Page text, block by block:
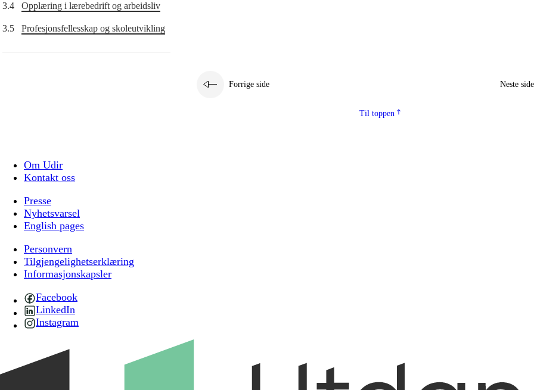
3.4 Opplæring i lærebedrift og arbeidsliv
3.5 Profesjonsfellesskap og skoleutvikling
Forrige side Neste side
Til toppen
Om Udir
Kontakt oss
Presse
Nyhetsvarsel
English pages
Personvern
Tilgjengelighetserklæring
Informasjonskapsler
Facebook
LinkedIn
Instagram